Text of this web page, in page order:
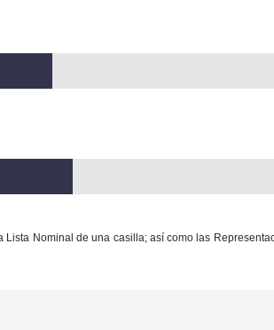
Nominal de una casilla; así como las